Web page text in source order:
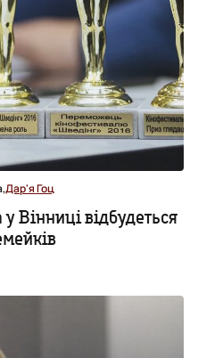
Дар'я Гоц
Вінниці відбудеться